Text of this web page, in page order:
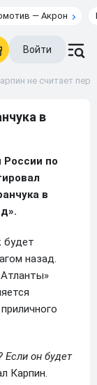
— Акрон
Войти
не считает
в
России по
в
будет
назад.
он будет
Карпин.